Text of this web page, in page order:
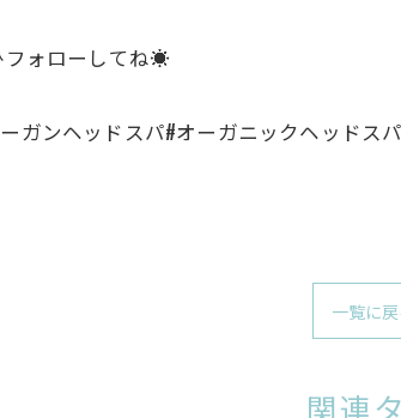
フォローしてね☀️
ガンヘッドスパ#オーガニックヘッドス
一覧に
関連